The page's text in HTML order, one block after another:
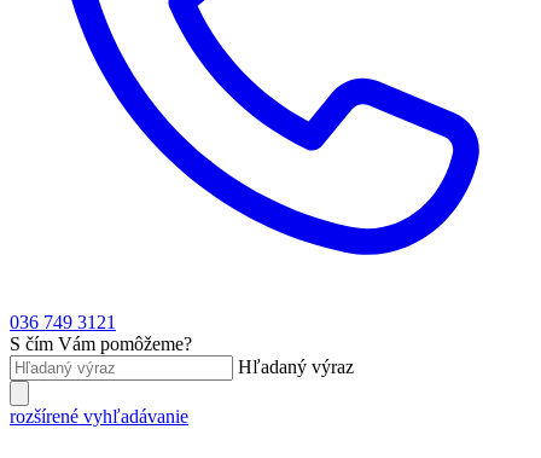
036 749 3121
S čím Vám pomôžeme?
Hľadaný výraz
rozšírené vyhľadávanie